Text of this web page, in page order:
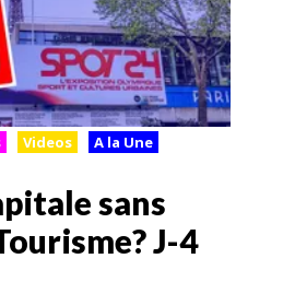
Videos A la Une
sans
J-4